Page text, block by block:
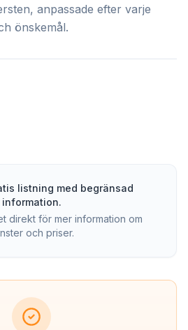
anpassade efter varje
önskemål.
listning med begränsad
information.
direkt för mer information om
och priser.